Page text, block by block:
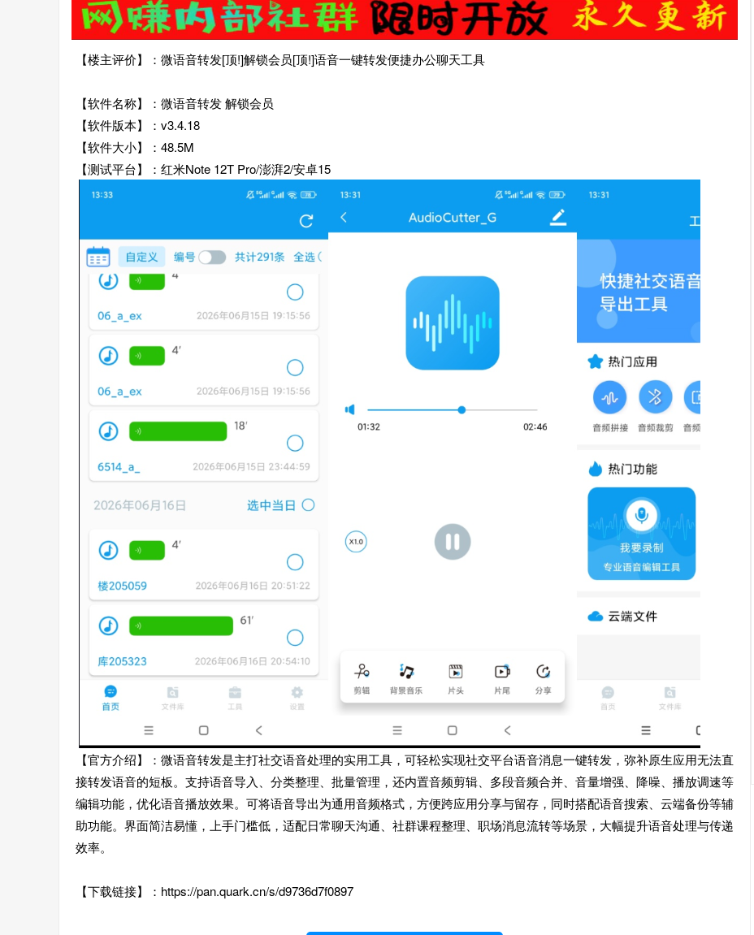
【楼主评价】：微语音转发[顶!]解锁会员[顶!]语音一键转发便捷办公聊天工具
【软件名称】：微语音转发 解锁会员
【软件版本】：v3.4.18
【软件大小】：48.5M
【测试平台】：红米Note 12T Pro/澎湃2/安卓15
【官方介绍】：微语音转发是主打社交语音处理的实用工具，可轻松实现社交平台语音消息一键转发，弥补原生应用无法直
接转发语音的短板。支持语音导入、分类整理、批量管理，还内置音频剪辑、多段音频合并、音量增强、降噪、播放调速等
编辑功能，优化语音播放效果。可将语音导出为通用音频格式，方便跨应用分享与留存，同时搭配语音搜索、云端备份等辅
助功能。界面简洁易懂，上手门槛低，适配日常聊天沟通、社群课程整理、职场消息流转等场景，大幅提升语音处理与传递
效率。
【下载链接】：https://pan.quark.cn/s/d9736d7f0897